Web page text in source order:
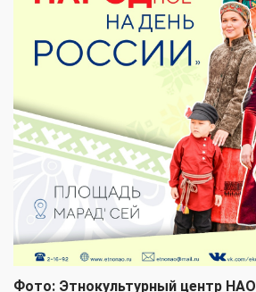
Фото: Этнокультурный центр НАО